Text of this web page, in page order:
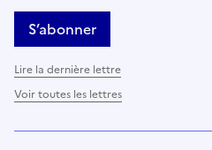
S’abonner
Lire la dernière lettre
Voir toutes les lettres